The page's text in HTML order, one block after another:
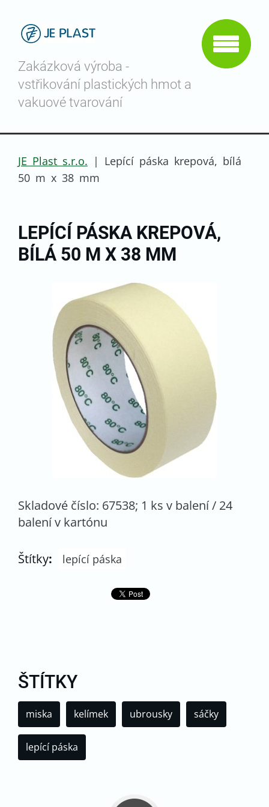
Zakázková výroba -
vstřikování plastických hmot a
vakuové tvarování
JE Plast s.r.o. | Lepící páska krepová, bílá
50 m x 38 mm
LEPÍCÍ PÁSKA KREPOVÁ,
BÍLÁ 50 M X 38 MM
Skladové číslo: 67538; 1 ks v balení / 24
balení v kartónu
Štítky: lepící páska
ŠTÍTKY
miska kelímek ubrousky sáčky
lepící páska